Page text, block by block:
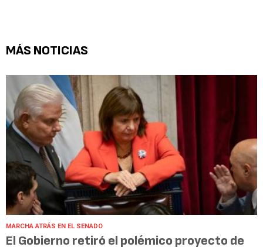
MÁS NOTICIAS
MARCHA ATRÁS EN EL SENADO
El Gobierno retiró el polémico proyecto de